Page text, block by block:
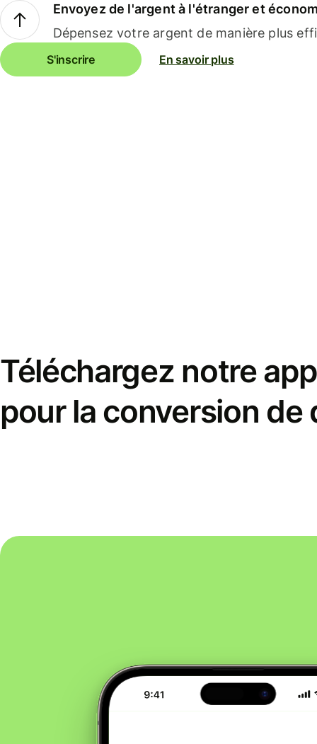
Envoyez de l'argent à l'étranger et
Dépensez votre argent de manière plus
S'inscrire En savoir plus
Téléchargez notre
pour la conversion de